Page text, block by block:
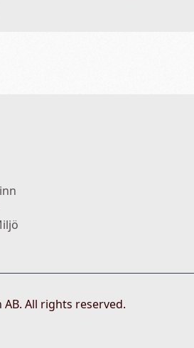
AB. All rights reserved.